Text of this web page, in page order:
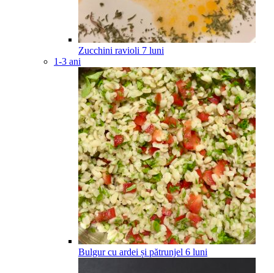
Zucchini ravioli 7 luni
1-3 ani
Bulgur cu ardei și pătrunjel 6 luni